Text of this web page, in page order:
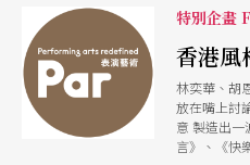
人之一林懷
說：如果要
廊正在展出
一個因為堅
天我去看了
號與挫敗情
作中很重要
們似乎都忘
特別企畫
香港
林奕華、胡
放在嘴上討
意 製造出一
言》、《快